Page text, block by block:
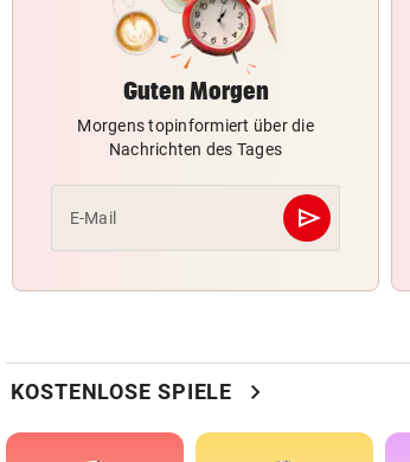
Guten Morgen
Morgens topinformiert über die
Nachrichten des Tages
E-Mail send
Abschicken
KOSTENLOSE SPIELE chevron_right